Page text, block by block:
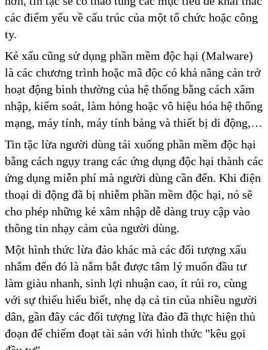
các điểm yếu về cấu trúc của một tổ chức hoặc công
ty.
Kẻ xấu cũng sử dụng phần mềm độc hại (Malware)
là các chương trình hoặc mã độc có khả năng cản trở
hoạt động bình thường của hệ thống bằng cách xâm
nhập, kiểm soát, làm hỏng hoặc vô hiệu hóa hệ thống
mạng, máy tính, máy tính bảng và thiết bị di động,…
Tin tặc lừa người dùng tải xuống phần mềm độc hại
bằng cách ngụy trang các ứng dụng độc hại thành các
ứng dụng miễn phí mà người dùng cần đến. Khi điện
thoại di động đã bị nhiễm phần mềm độc hại, nó sẽ
cho phép những kẻ xâm nhập dễ dàng truy cập vào
thông tin nhạy cảm của người dùng.
Một hình thức lừa đảo khác mà các đối tượng xấu
nhắm đến đó là nắm bắt được tâm lý muốn đầu tư
làm giàu nhanh, sinh lợi nhuận cao, ít rủi ro, cùng
với sự thiếu hiểu biết, nhẹ dạ cả tin của nhiều người
dân, gần đây các đối tượng lừa đảo đã thực hiện thủ
đoạn để chiếm đoạt tài sản với hình thức "kêu gọi